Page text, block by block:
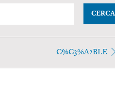
CERCA
C%C3%A2BLE